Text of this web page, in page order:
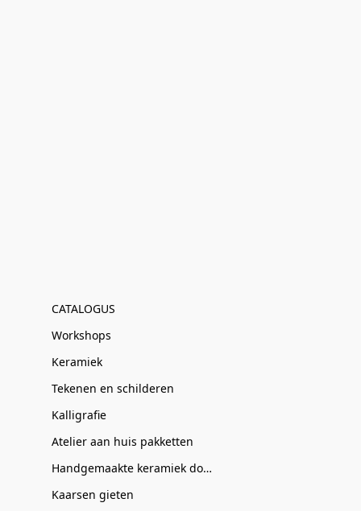
CATALOGUS
Workshops
Keramiek
Tekenen en schilderen
Kalligrafie
Atelier aan huis pakketten
Handgemaakte keramiek door Clay-Obscuur
Kaarsen gieten